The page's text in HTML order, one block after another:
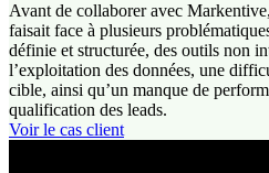
Avant de collaborer avec
faisait face à plusieurs
définie et structurée, des outils non
l’exploitation des données, une
cible, ainsi qu’un manque de
qualification des leads.
Voir le cas client